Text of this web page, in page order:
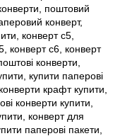
поштовий
конверт,
конверт с5,
конверт с6, конверт
конверти,
купити паперові
крафт купити,
конверти купити,
конверт для
паперові пакети,